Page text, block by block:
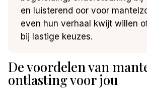
en luisterend oor voor
even hun verhaal kwijt willen
bij lastige keuzes.
De voordelen van
ontlasting voor jou